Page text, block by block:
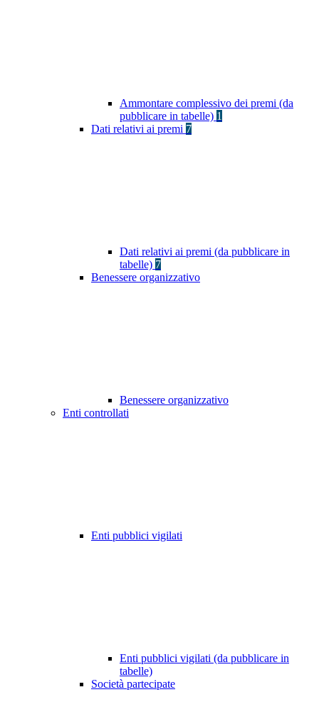
Ammontare complessivo dei premi (da
pubblicare in tabelle) 1
Dati relativi ai premi 7
Dati relativi ai premi (da pubblicare in
tabelle) 7
Benessere organizzativo
Benessere organizzativo
Enti controllati
Enti pubblici vigilati
Enti pubblici vigilati (da pubblicare in
tabelle)
Società partecipate